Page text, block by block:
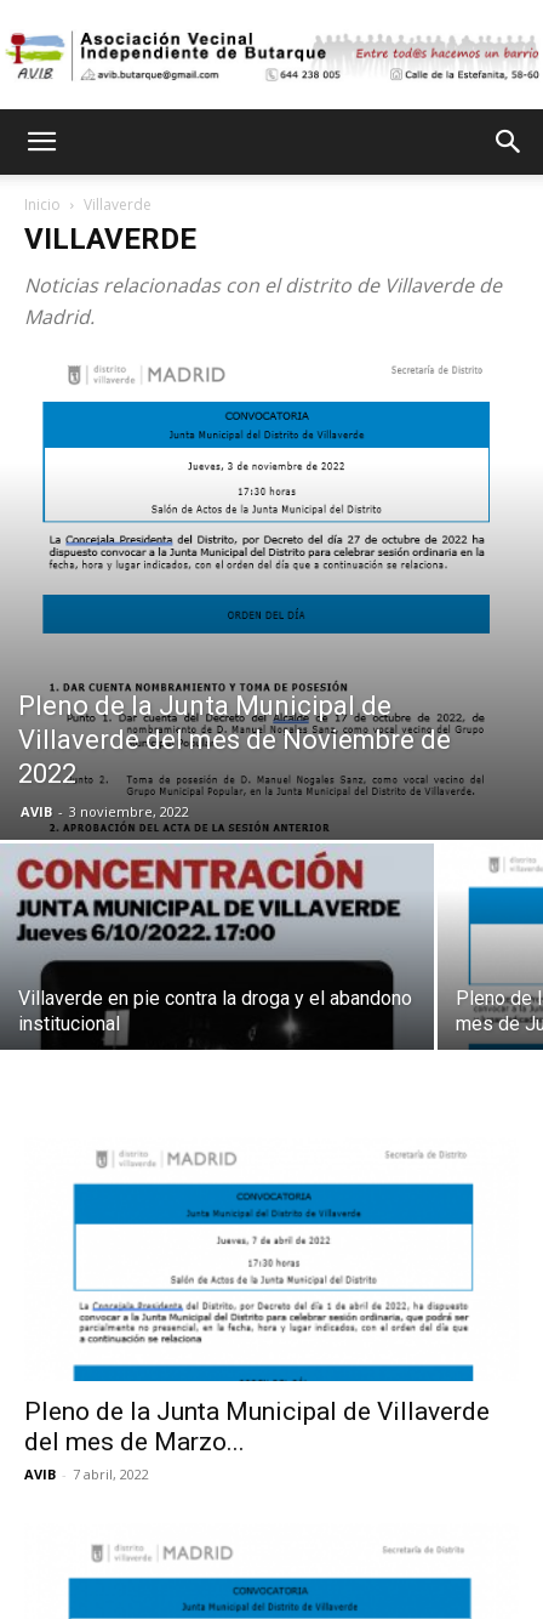
de
Butarque
Inicio Villaverde
VILLAVERDE
Noticias relacionadas con el distrito de Villaverde de
Madrid.
Pleno de la Junta Municipal de
Villaverde del mes de Noviembre de
2022
AVIB - 3 noviembre, 2022
Villaverde en pie contra la droga y el abandono
institucional
Pleno de
mes de
Pleno de la Junta Municipal de Villaverde
del mes de Marzo...
AVIB - 7 abril, 2022